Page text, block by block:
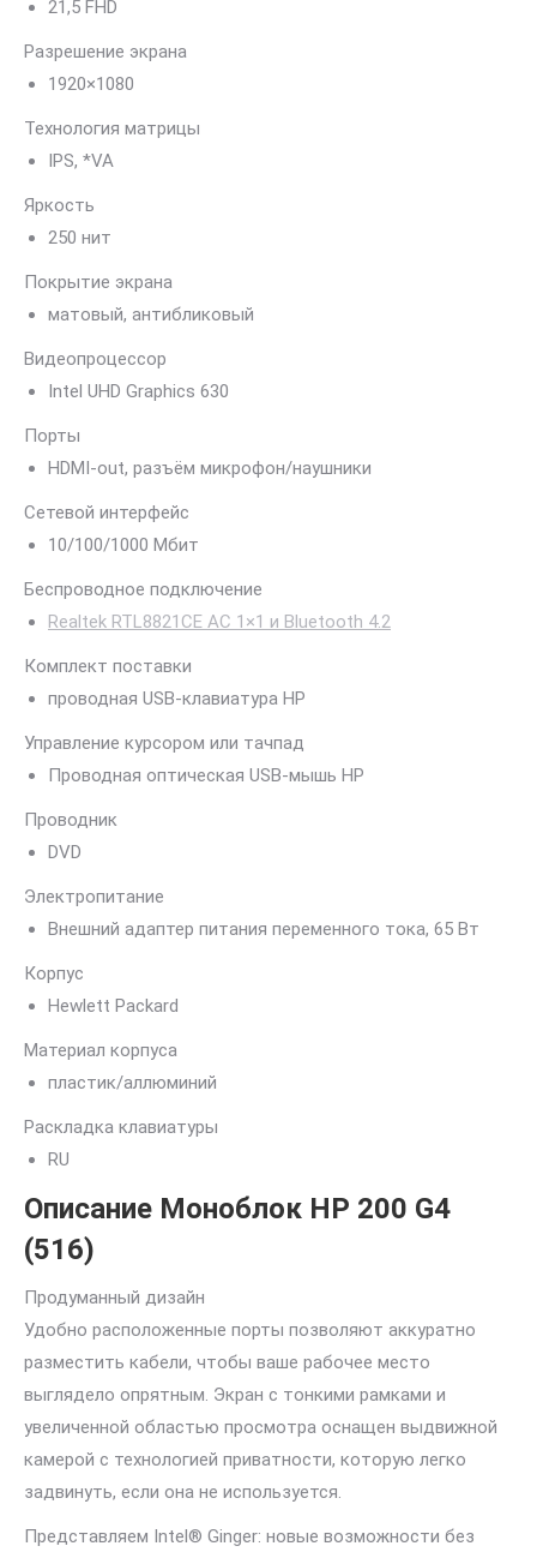
21,5 FHD
Разрешение экрана
1920×1080
Технология матрицы
IPS, *VA
Яркость
250 нит
Покрытие экрана
матовый, антибликовый
Видеопроцессор
Intel UHD Graphics 630
Порты
HDMI-out, разъём микрофон/наушники
Сетевой интерфейс
10/100/1000 Mбит
Беспроводное подключение
Realtek RTL8821CE AC 1×1 и Bluetooth 4.2
Комплект поставки
проводная USB-клавиатура HP
Управление курсором или тачпад
Проводная оптическая USB-мышь HP
Проводник
DVD
Электропитание
Внешний адаптер питания переменного тока, 65 Вт
Корпус
Hewlett Packard
Материал корпуса
пластик/аллюминий
Раскладка клавиатуры
RU
Описание Моноблок HP 200 G4
(516)
Продуманный дизайн
Удобно расположенные порты позволяют аккуратно
разместить кабели, чтобы ваше рабочее место
выглядело опрятным. Экран с тонкими рамками и
увеличенной областью просмотра оснащен выдвижной
камерой с технологией приватности, которую легко
задвинуть, если она не используется.
Представляем Intel® Ginger: новые возможности без